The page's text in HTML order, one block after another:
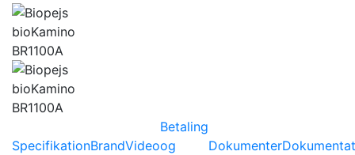
SpecifikationBrandVideo
Betaling
og
Dokumenter